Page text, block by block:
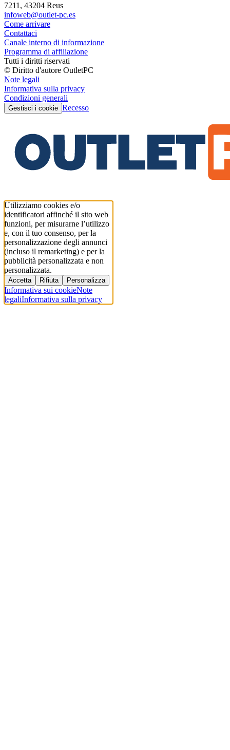
7211, 43204 Reus
infoweb@outlet-pc.es
Come arrivare
Contattaci
Canale interno di informazione
Programma di affiliazione
Tutti i diritti riservati
© Diritto d'autore OutletPC
Note legali
Informativa sulla privacy
Condizioni generali
Gestisci i cookie Recesso
Utilizziamo cookies e/o
identificatori affinché il sito web
funzioni, per misurarne l’utilizzo
e, con il tuo consenso, per la
personalizzazione degli annunci
(incluso il remarketing) e per la
pubblicità personalizzata e non
personalizzata.
Accetta Rifiuta Personalizza
Informativa sui cookieNote
legaliInformativa sulla privacy